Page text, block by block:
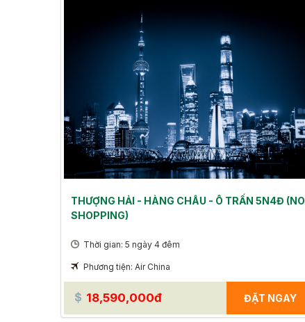
THƯỢNG HẢI - HÀNG CHÂU - Ô TRẤN 5N4Đ (NO
SHOPPING)
Thời gian: 5 ngày 4 đêm
Phương tiện: Air China
18,590,000đ ĐẶT NGAY